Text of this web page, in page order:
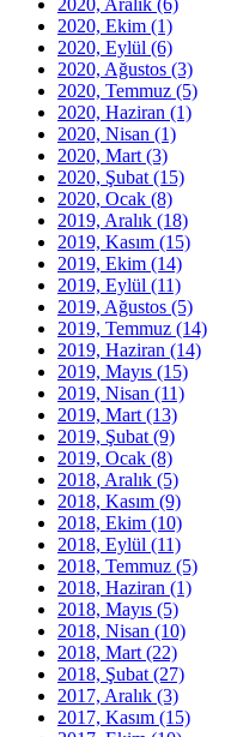
2020, Ekim (1)
2020, Eylül (6)
2020, Ağustos (3)
2020, Temmuz (5)
2020, Haziran (1)
2020, Nisan (1)
2020, Mart (3)
2020, Şubat (15)
2020, Ocak (8)
2019, Aralık (18)
2019, Kasım (15)
2019, Ekim (14)
2019, Eylül (11)
2019, Ağustos (5)
2019, Temmuz (14)
2019, Haziran (14)
2019, Mayıs (15)
2019, Nisan (11)
2019, Mart (13)
2019, Şubat (9)
2019, Ocak (8)
2018, Aralık (5)
2018, Kasım (9)
2018, Ekim (10)
2018, Eylül (11)
2018, Temmuz (5)
2018, Haziran (1)
2018, Mayıs (5)
2018, Nisan (10)
2018, Mart (22)
2018, Şubat (27)
2017, Aralık (3)
2017, Kasım (15)